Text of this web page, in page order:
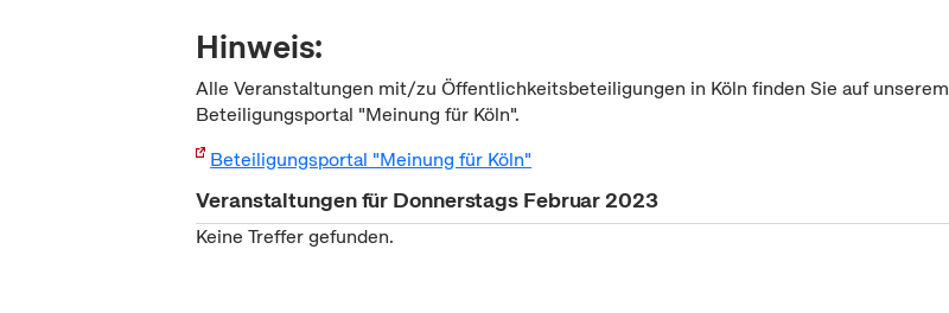
Hinweis:
Alle Veranstaltungen mit/zu Öffentlichkeitsbeteiligungen in Köln finden Sie auf unserem
Beteiligungsportal "Meinung für Köln".
Beteiligungsportal "Meinung für Köln"
Veranstaltungen für Donnerstags Februar 2023
Keine Treffer gefunden.